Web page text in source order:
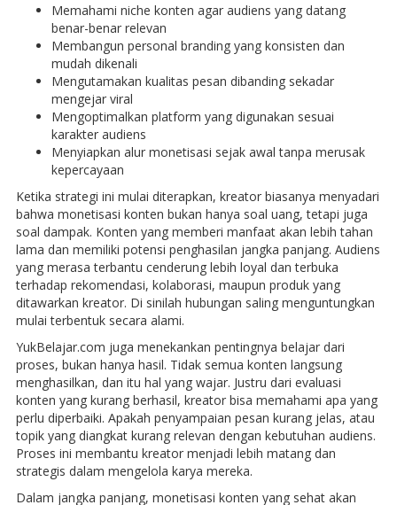
Memahami niche konten agar audiens yang datang
benar-benar relevan
Membangun personal branding yang konsisten dan
mudah dikenali
Mengutamakan kualitas pesan dibanding sekadar
mengejar viral
Mengoptimalkan platform yang digunakan sesuai
karakter audiens
Menyiapkan alur monetisasi sejak awal tanpa merusak
kepercayaan
Ketika strategi ini mulai diterapkan, kreator biasanya menyadari
bahwa monetisasi konten bukan hanya soal uang, tetapi juga
soal dampak. Konten yang memberi manfaat akan lebih tahan
lama dan memiliki potensi penghasilan jangka panjang. Audiens
yang merasa terbantu cenderung lebih loyal dan terbuka
terhadap rekomendasi, kolaborasi, maupun produk yang
ditawarkan kreator. Di sinilah hubungan saling menguntungkan
mulai terbentuk secara alami.
YukBelajar.com juga menekankan pentingnya belajar dari
proses, bukan hanya hasil. Tidak semua konten langsung
menghasilkan, dan itu hal yang wajar. Justru dari evaluasi
konten yang kurang berhasil, kreator bisa memahami apa yang
perlu diperbaiki. Apakah penyampaian pesan kurang jelas, atau
topik yang diangkat kurang relevan dengan kebutuhan audiens.
Proses ini membantu kreator menjadi lebih matang dan
strategis dalam mengelola karya mereka.
Dalam jangka panjang, monetisasi konten yang sehat akan